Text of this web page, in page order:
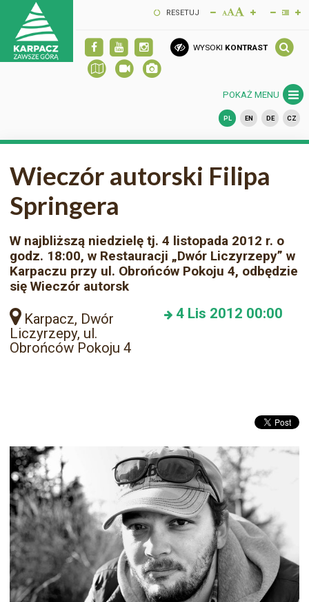
RESETUJ
WYSOKI KONTRAST
POKAŻ MENU
PL EN DE CZ
Wieczór autorski Filipa
Springera
W najbliższą niedzielę tj. 4 listopada 2012 r. o
godz. 18:00, w Restauracji „Dwór Liczyrzepy” w
Karpaczu przy ul. Obrońców Pokoju 4, odbędzie
się Wieczór autorsk
Karpacz, Dwór
Liczyrzepy, ul.
Obrońców Pokoju 4
4 Lis 2012 00:00